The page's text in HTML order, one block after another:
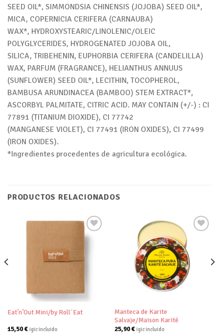
SEED OIL*, SIMMONDSIA CHINENSIS (JOJOBA) SEED OIL*,
MICA, COPERNICIA CERIFERA (CARNAUBA)
WAX*, HYDROXYSTEARIC/LINOLENIC/OLEIC
POLYGLYCERIDES, HYDROGENATED JOJOBA OIL,
SILICA, TRIBEHENIN, EUPHORBIA CERIFERA (CANDELILLA)
WAX, PARFUM (FRAGRANCE), HELIANTHUS ANNUUS
(SUNFLOWER) SEED OIL*, LECITHIN, TOCOPHEROL,
BAMBUSA ARUNDINACEA (BAMBOO) STEM EXTRACT*,
ASCORBYL PALMITATE, CITRIC ACID. MAY CONTAIN (+/-) : CI
77891 (TITANIUM DIOXIDE), CI 77742
(MANGANESE VIOLET), CI 77491 (IRON OXIDES), CI 77499
(IRON OXIDES).
*Ingredientes procedentes de agricultura ecológica.
PRODUCTOS RELACIONADOS
Añadir
Eat’n’Out Mini/by Roll´Eat
15,50€ igic incluido
lista de
Manteca de Karite
Salvaje/Maison Karité
25,90€ igic incluido